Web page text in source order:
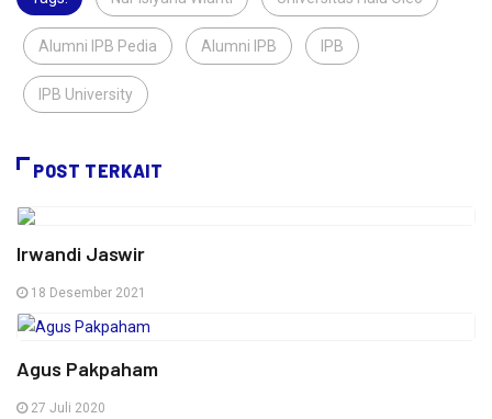
Alumni IPB Pedia Alumni IPB IPB
IPB University
POST TERKAIT
Irwandi Jaswir
18 Desember 2021
Agus Pakpaham
27 Juli 2020